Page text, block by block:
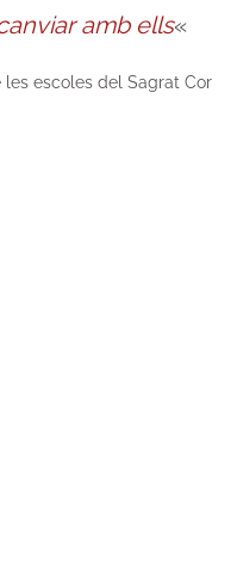
amb ells«
escoles del Sagrat Cor